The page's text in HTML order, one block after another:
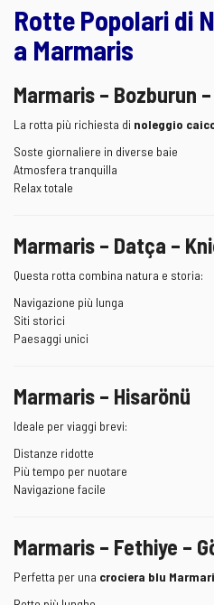
Rotte Popolari di
a Marmaris
Marmaris – Bozburun
La rotta più richiesta di noleggio
Soste giornaliere in diverse baie
Atmosfera tranquilla
Relax totale
Marmaris – Datça –
Questa rotta combina natura e storia:
Navigazione più lunga
Siti storici
Paesaggi unici
Marmaris – Hisarönü
Ideale per viaggi brevi:
Distanze ridotte
Più tempo per nuotare
Navigazione facile
Marmaris – Fethiye –
Perfetta per una crociera blu